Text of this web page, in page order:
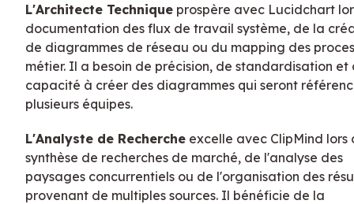
L'Architecte Technique prospère avec Lucidchart
documentation des flux de travail système, de la
de diagrammes de réseau ou du mapping des
métier. Il a besoin de précision, de standardisation et
capacité à créer des diagrammes qui seront
plusieurs équipes.
L'Analyste de Recherche excelle avec ClipMind lors
synthèse de recherches de marché, de l'analyse des
paysages concurrentiels ou de l'organisation des
provenant de multiples sources. Il bénéficie de la